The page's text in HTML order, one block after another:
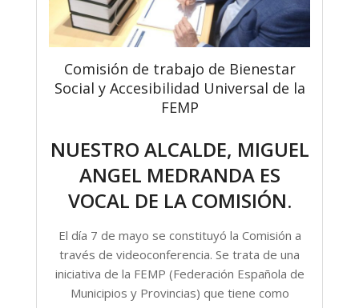
Comisión de trabajo de Bienestar
Social y Accesibilidad Universal de la
FEMP
NUESTRO ALCALDE, MIGUEL
ANGEL MEDRANDA ES
VOCAL DE LA COMISIÓN.
El día 7 de mayo se constituyó la Comisión a
través de videoconferencia. Se trata de una
iniciativa de la FEMP (Federación Española de
Municipios y Provincias) que tiene como